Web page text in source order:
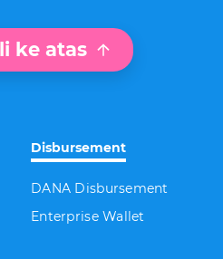
ke atas
Disbursement
DANA Disbursement
Enterprise Wallet